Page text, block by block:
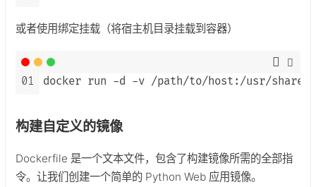
或者使用绑定挂载（将宿主机目录挂载到容器）
01 docker run -d -v /path/to/host:/usr/share/
构建自定义的镜像
Dockerfile 是一个文本文件，包含了构建镜像所需的全部指
令。让我们创建一个简单的 Python Web 应用镜像。